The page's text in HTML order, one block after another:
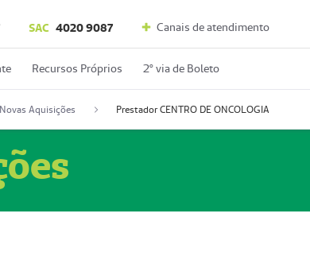
SAC 4020 9087 Canais de atendimento
Recursos Próprios 2º via de Boleto
Novas Aquisições Prestador CENTRO DE ONCOLOGIA